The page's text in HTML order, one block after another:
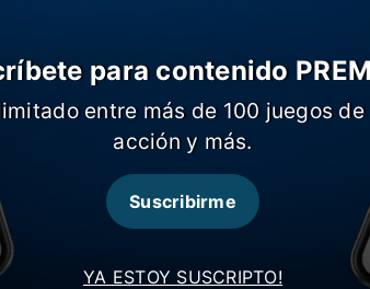
YA ESTOY SUSCRIPTO!
para contenido
entre más de 100 juegos
acción y más.
Suscribirme